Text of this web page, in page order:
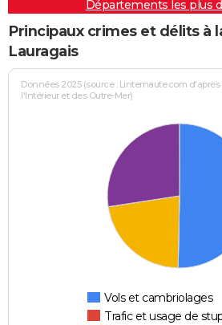
Départements les plus
Principaux crimes et délits à
Lauragais
Données 2025 (source : Linternaute.com
l'Intérieur et des Outre-Mer)
Vols et cambriolages
Trafic et usage de